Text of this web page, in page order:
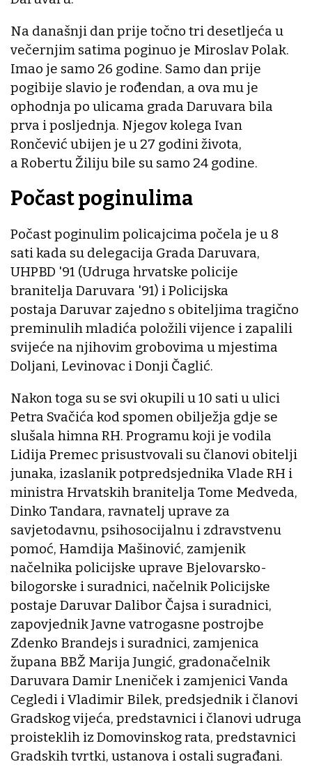
Na današnji dan prije točno tri desetljeća u
večernjim satima poginuo je Miroslav Polak.
Imao je samo 26 godine. Samo dan prije
pogibije slavio je rođendan, a ova mu je
ophodnja po ulicama grada Daruvara bila
prva i posljednja. Njegov kolega Ivan
Rončević ubijen je u 27 godini života,
a Robertu Žiliju bile su samo 24 godine.
Počast poginulima
Počast poginulim policajcima počela je u 8
sati kada su delegacija Grada Daruvara,
UHPBD '91 (Udruga hrvatske policije
branitelja Daruvara '91) i Policijska
postaja Daruvar zajedno s obiteljima tragično
preminulih mladića položili vijence i zapalili
svijeće na njihovim grobovima u mjestima
Doljani, Levinovac i Donji Čaglić.
Nakon toga su se svi okupili u 10 sati u ulici
Petra Svačića kod spomen obilježja gdje se
slušala himna RH. Programu koji je vodila
Lidija Premec prisustvovali su članovi obitelji
junaka, izaslanik potpredsjednika Vlade RH i
ministra Hrvatskih branitelja Tome Medveda,
Dinko Tandara, ravnatelj uprave za
savjetodavnu, psihosocijalnu i zdravstvenu
pomoć, Hamdija Mašinović, zamjenik
načelnika policijske uprave Bjelovarsko-
bilogorske i suradnici, načelnik Policijske
postaje Daruvar Dalibor Čajsa i suradnici,
zapovjednik Javne vatrogasne postrojbe
Zdenko Brandejs i suradnici, zamjenica
župana BBŽ Marija Jungić, gradonačelnik
Daruvara Damir Lneniček i zamjenici Vanda
Cegledi i Vladimir Bilek, predsjednik i članovi
Gradskog vijeća, predstavnici i članovi udruga
proisteklih iz Domovinskog rata, predstavnici
Gradskih tvrtki, ustanova i ostali sugrađani.